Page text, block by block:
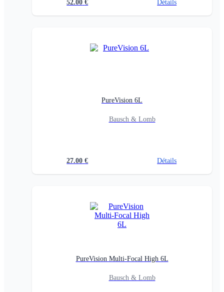
52.00 € Détails
PureVision 6L
Bausch & Lomb
27.00 € Détails
PureVision Multi-Focal High 6L
Bausch & Lomb